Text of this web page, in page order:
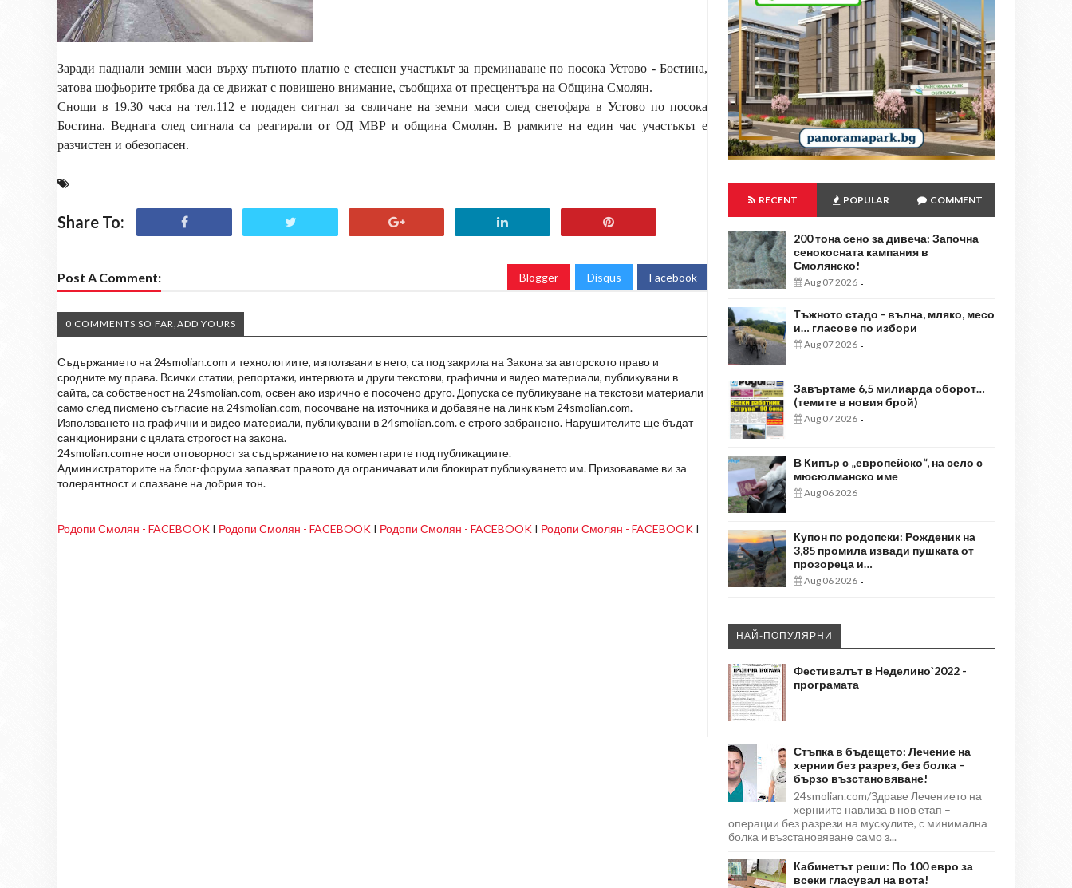
Заради паднали земни маси върху пътното платно е стеснен участъкът за преминаване по посока Устово - Бостина,
затова шофьорите трябва да се движат с повишено внимание, съобщиха от пресцентъра на Община Смолян.
Снощи в 19.30 часа на тел.112 е подаден сигнал за свличане на земни маси след светофара в Устово по посока
Бостина. Веднага след сигнала са реагирали от ОД МВР и община Смолян. В рамките на един час участъкът е
разчистен и обезопасен.
Share To:
Post A Comment: Blogger Disqus Facebook
0 COMMENTS SO FAR,ADD YOURS
Съдържанието на 24smolian.com и технологиите, използвани в него, са под закрила на Закона за авторското право и
сродните му права. Всички статии, репортажи, интервюта и други текстови, графични и видео материали, публикувани в
сайта, са собственост на 24smolian.com, освен ако изрично е посочено друго. Допуска се публикуване на текстови материали
само след писмено съгласие на 24smolian.com, посочване на източника и добавяне на линк към 24smolian.com.
Използването на графични и видео материали, публикувани в 24smolian.com. е строго забранено. Нарушителите ще бъдат
санкционирани с цялата строгост на закона.
24smolian.comне носи отговорност за съдържанието на коментарите под публикациите.
Администраторите на блог-форума запазват правото да ограничават или блокират публикуването им. Призоваваме ви за
толерантност и спазване на добрия тон.
Родопи Смолян - FACEBOOK I Родопи Смолян - FACEBOOK I Родопи Смолян - FACEBOOK I Родопи Смолян - FACEBOOK I
RECENT POPULAR COMMENT
200 тона сено за дивеча: Започна
сенокосната кампания в
Смолянско!
Aug 07 2026 -
Тъжното стадо - вълна, мляко, месо
и… гласове по избори
Aug 07 2026 -
Завъртаме 6,5 милиарда оборот…
(темите в новия брой)
Aug 07 2026 -
В Кипър с „европейско“, на село с
мюсюлманско име
Aug 06 2026 -
Купон по родопски: Рожденик на
3,85 промила извади пушката от
прозореца и…
Aug 06 2026 -
НАЙ-ПОПУЛЯРНИ
Фестивалът в Неделино`2022 -
програмата
Стъпка в бъдещето: Лечение на
хернии без разрез, без болка –
бързо възстановяване!
24smolian.com/Здраве Лечението на
херниите навлиза в нов етап –
операции без разрези на мускулите, с минимална
болка и възстановяване само з...
Кабинетът реши: По 100 евро за
всеки гласувал на вота!